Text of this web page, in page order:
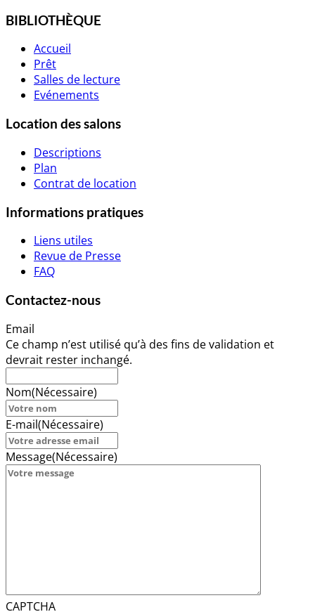
BIBLIOTHÈQUE
Accueil
Prêt
Salles de lecture
Evénements
Location des salons
Descriptions
Plan
Contrat de location
Informations pratiques
Liens utiles
Revue de Presse
FAQ
Contactez-nous
Email
Ce champ n’est utilisé qu’à des fins de validation et
devrait rester inchangé.
Nom(Nécessaire)
E-mail(Nécessaire)
Message(Nécessaire)
CAPTCHA